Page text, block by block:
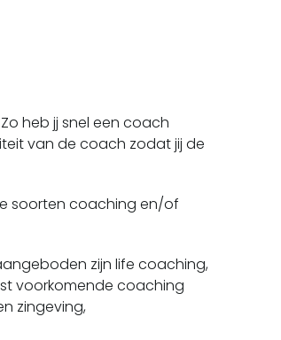
heb jj snel een coach
van de coach zodat jij de
soorten coaching en/of
zijn life coaching,
voorkomende coaching
zingeving,